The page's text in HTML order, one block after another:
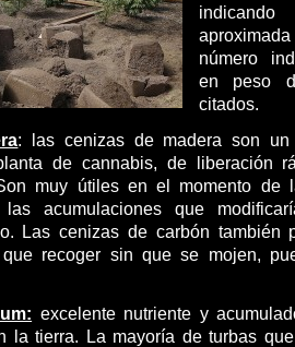
número
en peso
citados.
: las cenizas de madera son
de cannabis, de liberación
muy útiles en el momento de
acumulaciones que
Las cenizas de carbón también
recoger sin que se mojen,
excelente nutriente y
la tierra. La mayoría de turbas